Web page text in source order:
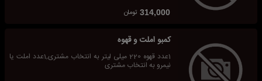
314,000 تومان
کمبو املت و قهوه
1عدد قهوه 220 میلی لیتر به انتخاب مشتری,1عدد املت یا
نیمرو به انتخاب مشتری